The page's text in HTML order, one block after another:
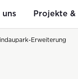
uns Projekte &
Erweiterung